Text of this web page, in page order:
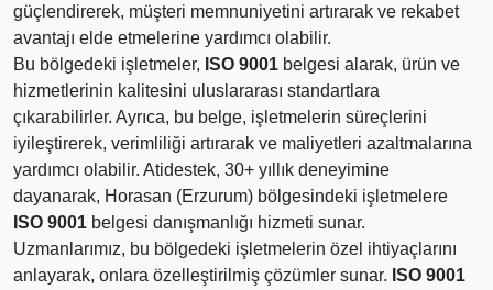
güçlendirerek, müşteri memnuniyetini artırarak ve rekabet
avantajı elde etmelerine yardımcı olabilir.
Bu bölgedeki işletmeler, ISO 9001 belgesi alarak, ürün ve
hizmetlerinin kalitesini uluslararası standartlara
çıkarabilirler. Ayrıca, bu belge, işletmelerin süreçlerini
iyileştirerek, verimliliği artırarak ve maliyetleri azaltmalarına
yardımcı olabilir. Atidestek, 30+ yıllık deneyimine
dayanarak, Horasan (Erzurum) bölgesindeki işletmelere
ISO 9001 belgesi danışmanlığı hizmeti sunar.
Uzmanlarımız, bu bölgedeki işletmelerin özel ihtiyaçlarını
anlayarak, onlara özelleştirilmiş çözümler sunar. ISO 9001